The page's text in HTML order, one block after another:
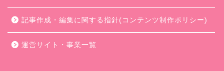
記事作成・編集に関する指針(コンテンツ制作ポリシー)
運営サイト・事業一覧